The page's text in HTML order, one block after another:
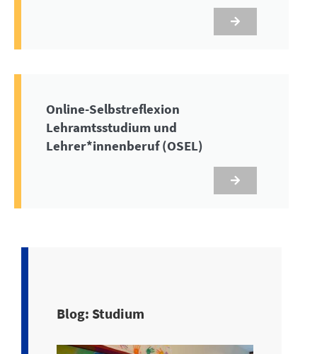
Online-Selbstreflexion
Lehramtsstudium und
Lehrer*innenberuf (OSEL)
Blog: Studium